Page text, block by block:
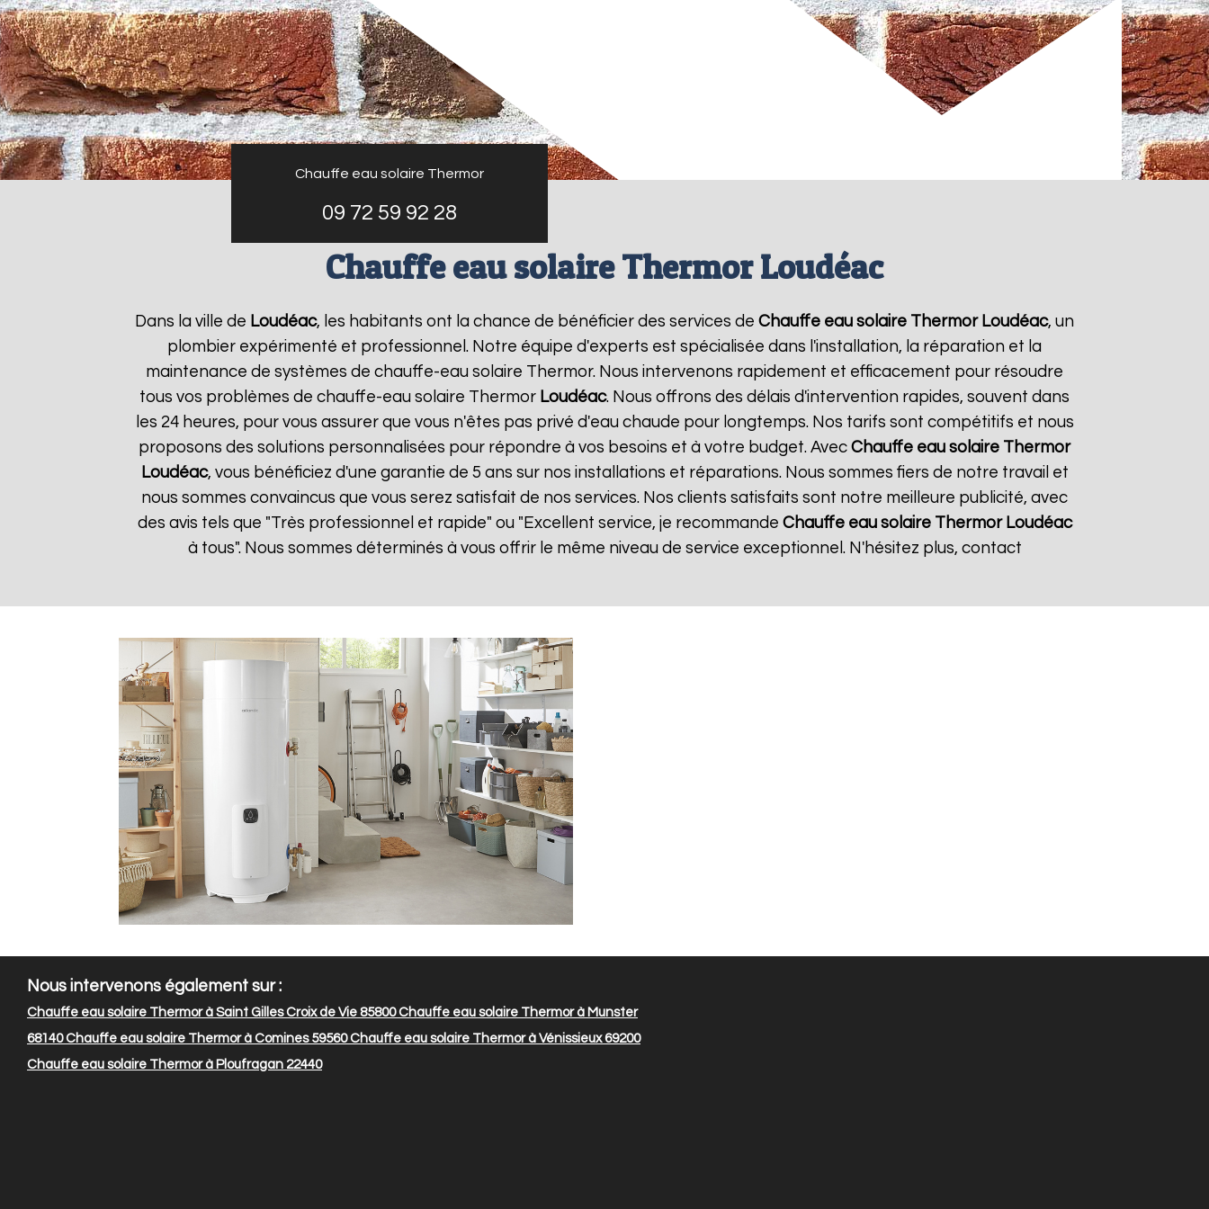
Chauffe eau solaire Thermor
09 72 59 92 28
Chauffe eau solaire Thermor Loudéac
Dans la ville de Loudéac, les habitants ont la chance de bénéficier des services de Chauffe eau solaire Thermor Loudéac, un
plombier expérimenté et professionnel. Notre équipe d'experts est spécialisée dans l'installation, la réparation et la
maintenance de systèmes de chauffe-eau solaire Thermor. Nous intervenons rapidement et efficacement pour résoudre
tous vos problèmes de chauffe-eau solaire Thermor Loudéac. Nous offrons des délais d'intervention rapides, souvent dans
les 24 heures, pour vous assurer que vous n'êtes pas privé d'eau chaude pour longtemps. Nos tarifs sont compétitifs et nous
proposons des solutions personnalisées pour répondre à vos besoins et à votre budget. Avec Chauffe eau solaire Thermor
Loudéac, vous bénéficiez d'une garantie de 5 ans sur nos installations et réparations. Nous sommes fiers de notre travail et
nous sommes convaincus que vous serez satisfait de nos services. Nos clients satisfaits sont notre meilleure publicité, avec
des avis tels que "Très professionnel et rapide" ou "Excellent service, je recommande Chauffe eau solaire Thermor Loudéac
à tous". Nous sommes déterminés à vous offrir le même niveau de service exceptionnel. N'hésitez plus, contact
Nous intervenons également sur :
Chauffe eau solaire Thermor à Saint Gilles Croix de Vie 85800Chauffe eau solaire Thermor à Munster
68140Chauffe eau solaire Thermor à Comines 59560Chauffe eau solaire Thermor à Vénissieux 69200
Chauffe eau solaire Thermor à Ploufragan 22440